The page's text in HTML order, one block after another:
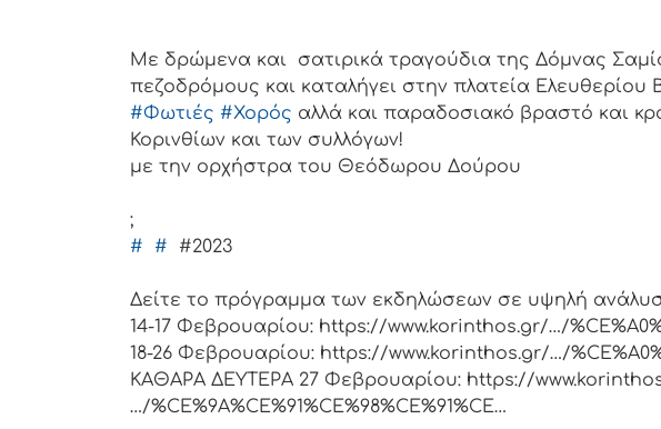
Με δρώμενα και σατιρικά τραγούδια της Δόμνας
πεζοδρόμους και καταλήγει στην πλατεία Ελευθερίου
#Φωτιές #Χορός αλλά και παραδοσιακό βραστό και
Κορινθίων και των συλλόγων!
με την ορχήστρα του Θεόδωρου Δούρου
;
#
# #2023
Δείτε το πρόγραμμα των εκδηλώσεων σε υψηλή
14-17 Φεβρουαρίου: https://www.korinthos.gr/…/
18-26 Φεβρουαρίου: https://www.korinthos.gr/…/
ΚΑΘΑΡΑ ΔΕΥΤΕΡΑ 27 Φεβρουαρίου: https://
…/%CE%9A%CE%91%CE%98%CE%91%CE…